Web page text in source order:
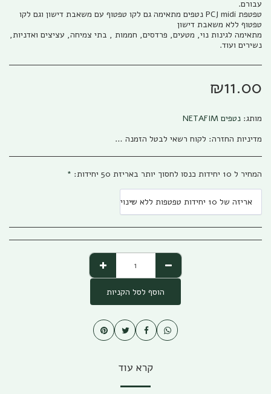
טפטפת PCJ midi נטפים מתאימה גם לקו טפטוף עם משאבת דישון וגם לקו
מתאימה לגינות נוי, מטעים, פרדסים, חממות , בתי צמיחה, עציצים ואדניות,
נשירים ועוד.
₪11.00
מותג: נטפים NETAFIM
מדיניות החזרה: לקוח רשאי לבטל הזמנה בהתאם להוראות חוק הגנת הצרכן, התשמ&quot;א – 1981 אפריל (להלן: &quot;חוק הגנת הצרכן&quot;) והתקנות שהותקנו על פיו. ניתן לבטל את העסקה באמצעות פניה טלפונית לגבי שיווק (04-673013/5) או פניה לפקס (04-6735014) או בדואר אלקטרוני לשירות הלקוחות של החברה ((office@gabi-marketing.co.il. ביטול העסקה למוצרים שעוד לא נשלחו – ללא כל עלות וזיכוי מלא על כל הסכום ששולם. ביטול עסקה למוצרים שנשלחו - יש להשיב את המוצר לחברה כאשר כל העלויות הכרוכות בהובלת המוצר (מ ואל) החזרת המוצר תחולנה על הלקוח, במקרה של מוצר במבצע של משלוח חינם (על חשבון חברת גבי שיווק) בעת ביטול עסקה יוחזר ללקוח מלוא הסכום ששולם בקיזוז עלות המשלוח כפי ובהתאם לעלות שחלה על חברת גבי שיווק. למוצרים שעדיין לא הגיעו ללקוח מסיבות שונות, והלקוח מעוניין לבטל עסקה, החברה רשאית להמתין זמן סביר לבירור סטאטוס המשלוח ולאחר הגעתו/החזרתו לחברת גבי שיווק תפעל החברה לזיכוי מיידי של הלקוח. לפנים מהחוק ומשורת הדין: החברה תזכה בסכום המלא ששולם ולא תגבה דמי ביטול /השתתפות כלשהם למעט עלויות השילוח. החזרת המוצר תיעשה כשהוא באריזתו המקורית בצירוף החשבונית המקורית ושעדיין לא חלפו 14 יום מתאריך רכישת המוצר. למוצרים שנרכשו לפי הזמנה מיוחדת או שהותאמו במידות/צבע/דגם מיוחד לפי ההזמנה החברה תשתדל לעזור ותזכה בהתאם ליכולת והאפשרות שלה למכור את המוצר, ולזכות בהתאם למצב. אבל בהתאם לחוק לא ניתן להתחייב לנושא
המחיר ל 10 יחידות כנסו לחסוך יותר באריזת 50 יחידות: *
אריזה של 10 יחידות טפטפות ללא שינוי
הוסף לסל הקניות
קרא עוד